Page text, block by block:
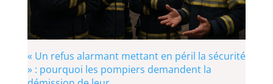
« Un refus alarmant mettant en péril la sécurité
» : pourquoi les pompiers demandent la